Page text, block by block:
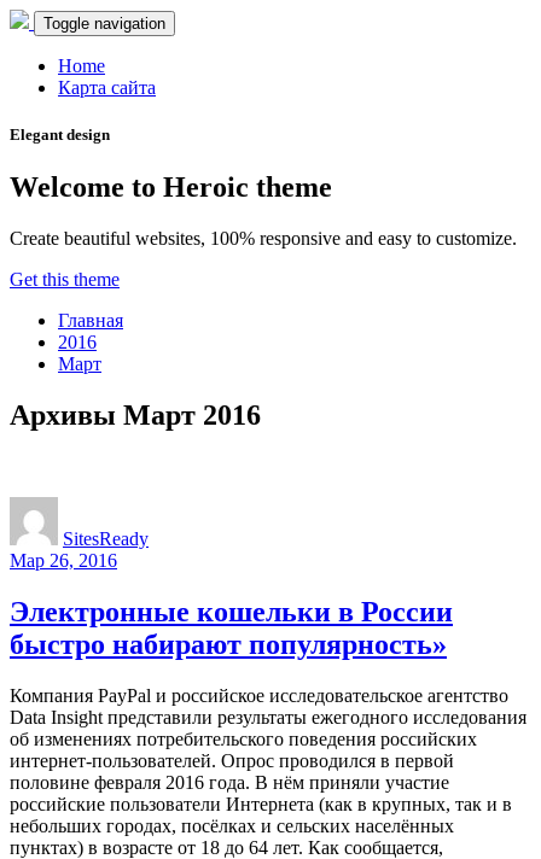
Toggle navigation
Home
Карта сайта
Elegant design
Welcome to Heroic theme
Create beautiful websites, 100% responsive and easy to customize.
Get this theme
Главная
2016
Март
Архивы Март 2016
SitesReady
Мар 26, 2016
Электронные кошельки в России
быстро набирают популярность»
Компания PayPal и российское исследовательское агентство
Data Insight представили результаты ежегодного исследования
об изменениях потребительского поведения российских
интернет-пользователей. Опрос проводился в первой
половине февраля 2016 года. В нём приняли участие
российские пользователи Интернета (как в крупных, так и в
небольших городах, посёлках и сельских населённых
пунктах) в возрасте от 18 до 64 лет. Как сообщается,